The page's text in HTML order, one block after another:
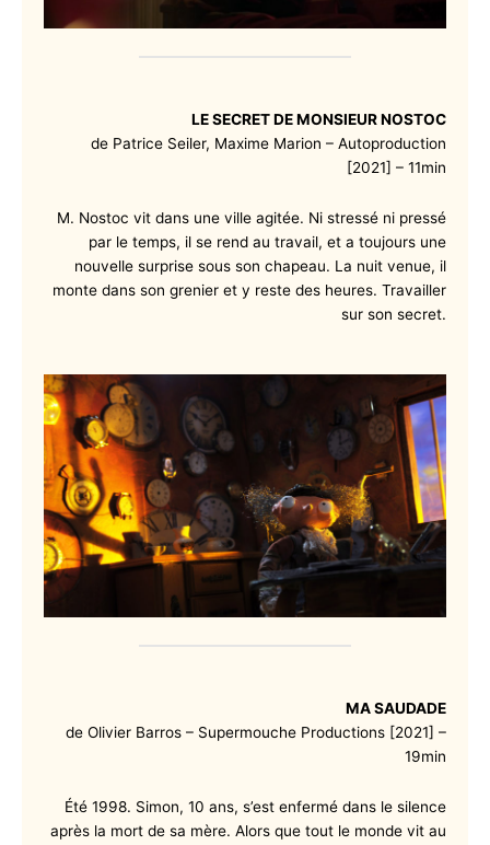
LE SECRET DE MONSIEUR NOSTOC
de Patrice Seiler, Maxime Marion – Autoproduction
[2021] – 11min
M. Nostoc vit dans une ville agitée. Ni stressé ni pressé
par le temps, il se rend au travail, et a toujours une
nouvelle surprise sous son chapeau. La nuit venue, il
monte dans son grenier et y reste des heures. Travailler
sur son secret.
MA SAUDADE
de Olivier Barros – Supermouche Productions [2021] –
19min
Été 1998. Simon, 10 ans, s’est enfermé dans le silence
après la mort de sa mère. Alors que tout le monde vit au